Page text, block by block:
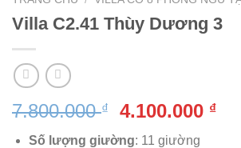
Villa C2.41 Thùy Dương 3
7.800.000₫
Giá
4.100.000 ₫Giá
Số lượng giường: 11 giường